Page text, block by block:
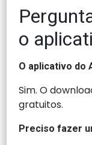
o
O aplicativo do
Sim. O
gratuitos.
Preciso fazer